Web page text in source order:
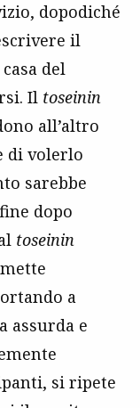
dopodiché
il
del
Il toseinin
all’altro
di volerlo
sarebbe
dopo
toseinin
a
assurda e
si ripete